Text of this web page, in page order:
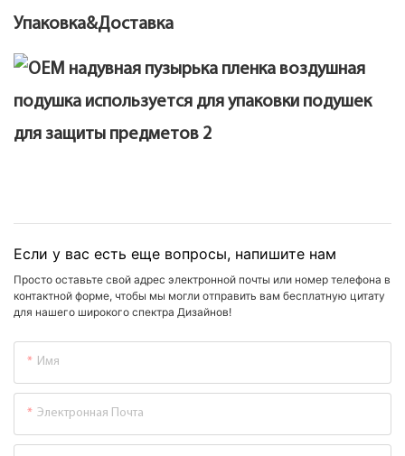
Упаковка&Доставка
Если у вас есть еще вопросы, напишите нам
Просто оставьте свой адрес электронной почты или номер телефона в
контактной форме, чтобы мы могли отправить вам бесплатную цитату
для нашего широкого спектра Дизайнов!
Имя
Электронная Почта